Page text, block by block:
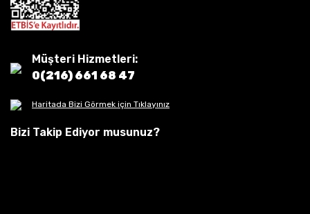
Müşteri Hizmetleri:
0(216) 661 68 47
Haritada Bizi Görmek için Tıklayınız
Bizi Takip Ediyor musunuz?